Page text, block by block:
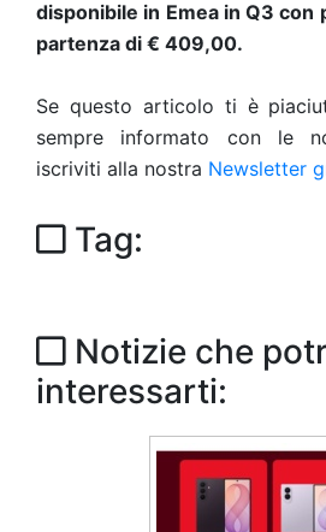
disponibile in Emea in Q3 con
partenza di € 409,00.
Se questo articolo ti è
sempre informato con le
iscriviti alla nostra Newsletter
Tag:
Notizie che
interessarti: